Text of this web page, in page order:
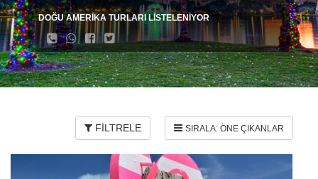
DOĞU AMERİKA TURLARI LİSTELENİYOR
FİLTRELE